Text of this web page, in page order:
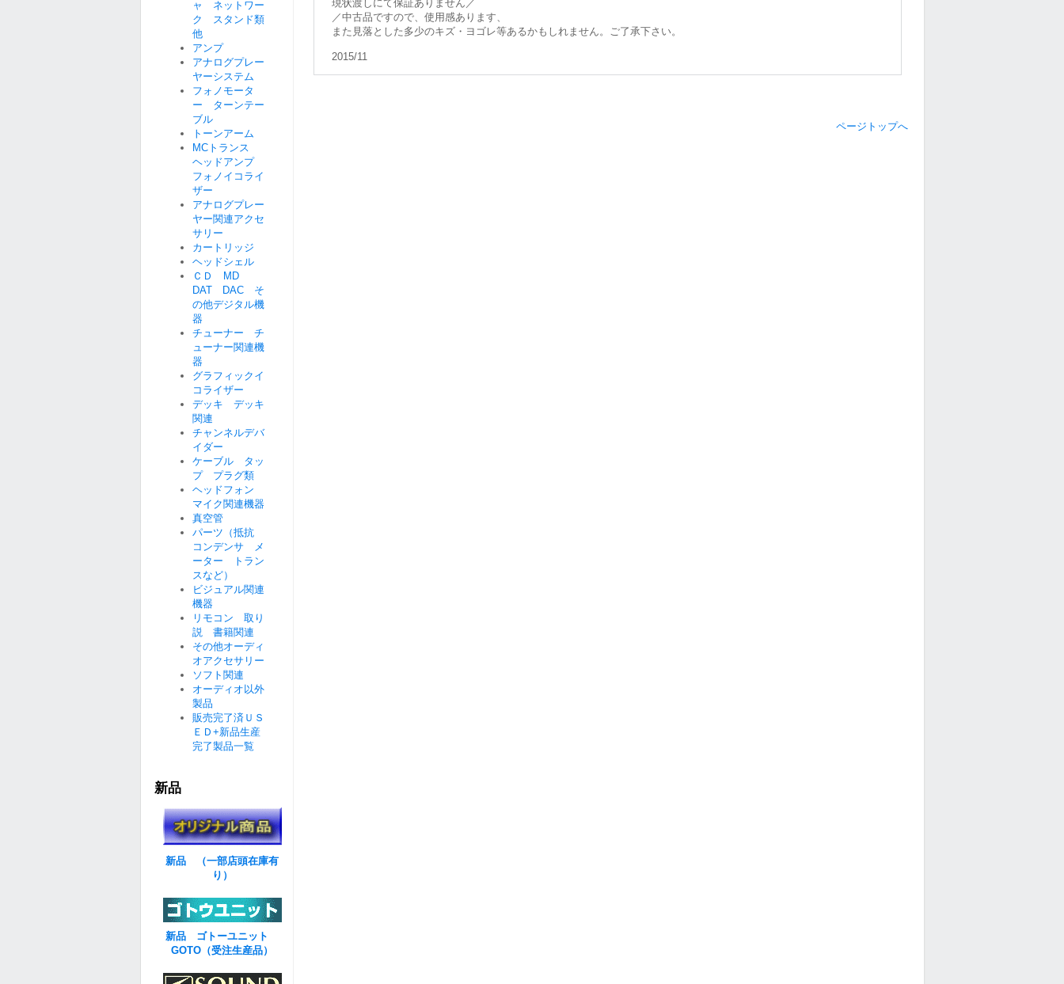
現状渡しにて保証ありません／
／中古品ですので、使用感あります、
また見落とした多少のキズ・ヨゴレ等あるかもしれません。ご了承下さい。
2015/11
ページトップへ
ャ ネットワー
ク スタンド類
他
アンプ
アナログプレー
ヤーシステム
フォノモータ
ー ターンテー
ブル
トーンアーム
MCトランス
ヘッドアンプ
フォノイコライ
ザー
アナログプレー
ヤー関連アクセ
サリー
カートリッジ
ヘッドシェル
ＣＤ MD
DAT DAC そ
の他デジタル機
器
チューナー チ
ューナー関連機
器
グラフィックイ
コライザー
デッキ デッキ
関連
チャンネルデバ
イダー
ケーブル タッ
プ プラグ類
ヘッドフォン
マイク関連機器
真空管
パーツ（抵抗
コンデンサ メ
ーター トラン
スなど）
ビジュアル関連
機器
リモコン 取り
説 書籍関連
その他オーディ
オアクセサリー
ソフト関連
オーディオ以外
製品
販売完了済ＵＳ
ＥＤ+新品生産
完了製品一覧
新品
新品 （一部店頭在庫有
り）
新品 ゴトーユニット
GOTO（受注生産品）